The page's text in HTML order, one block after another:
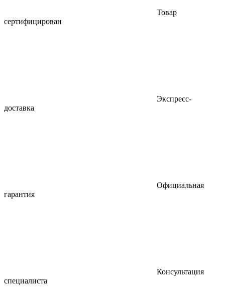
Товар
сертифицирован
Экспресс-
доставка
Официальная
гарантия
Консультация
специалиста